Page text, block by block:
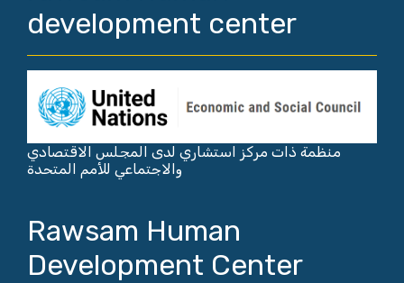
development center
منظمة ذات مركز استشاري لدى المجلس الاقتصادي
والاجتماعي للأمم المتحدة
Rawsam Human
Development Center